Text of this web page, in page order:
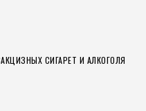
СИГАРЕТ И АЛКОГОЛЯ